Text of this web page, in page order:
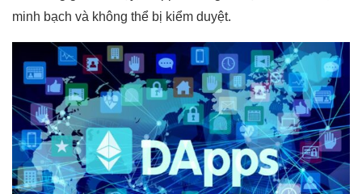
minh bạch và không thể bị kiểm duyệt.